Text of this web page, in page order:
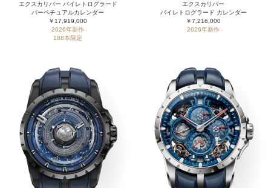
エクスカリバー バイレトログラード
パーペチュアルカレンダー
￥17,919,000
2026年新作
188本限定
エクスカリバー
バイレトログラード カレンダー
￥7,216,000
2026年新作